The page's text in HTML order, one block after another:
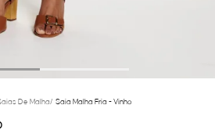
De Malha/ Saia Malha Fria - Vinho